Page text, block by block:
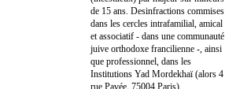
de 15 ans. Desinfractions commises
dans les cercles intrafamilial, amical
et associatif - dans une communauté
juive orthodoxe francilienne -, ainsi
que professionnel, dans les
Institutions Yad Mordekhaï (alors 4
rue Pavée, 75004 Paris).